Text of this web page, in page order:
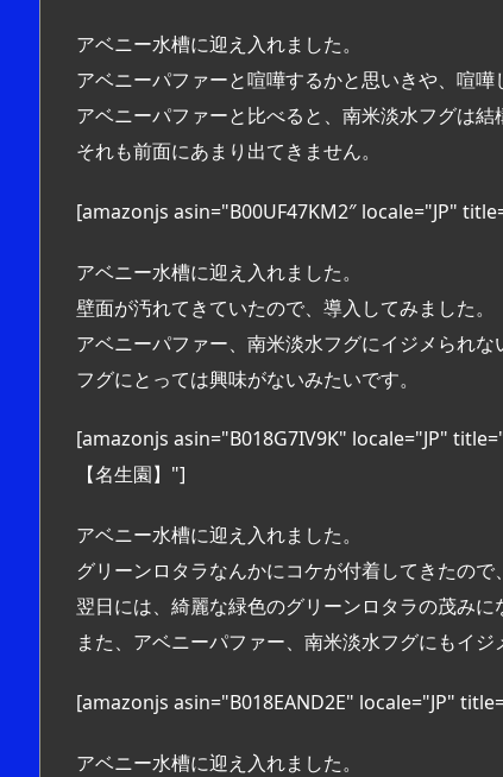
アベニー水槽に迎え入れました。
アベニーパファーと喧嘩するかと思いきや、喧嘩
アベニーパファーと比べると、南米淡水フグは結
それも前面にあまり出てきません。
[amazonjs asin="B00UF47KM2″ locale="JP"
アベニー水槽に迎え入れました。
壁面が汚れてきていたので、導入してみました。
アベニーパファー、南米淡水フグにイジメられ
フグにとっては興味がないみたいです。
[amazonjs asin="B018G7IV9K" locale="JP"
【名生園】"]
アベニー水槽に迎え入れました。
グリーンロタラなんかにコケが付着してきたので
翌日には、綺麗な緑色のグリーンロタラの茂みに
また、アベニーパファー、南米淡水フグにもイジ
[amazonjs asin="B018EAND2E" locale="JP"
アベニー水槽に迎え入れました。